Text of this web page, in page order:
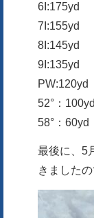
6I:175yd
7I:155yd
8I:145yd
9I:135yd
PW:120yd
52°：100yd
58°：60yd
最後に、5
きました